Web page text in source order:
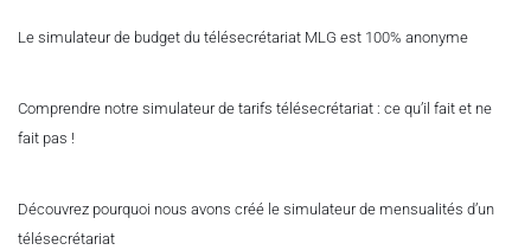
Le simulateur de budget du télésecrétariat MLG est 100% anonyme
Comprendre notre simulateur de tarifs télésecrétariat : ce qu’il fait et ne
fait pas !
Découvrez pourquoi nous avons créé le simulateur de mensualités d’un
télésecrétariat